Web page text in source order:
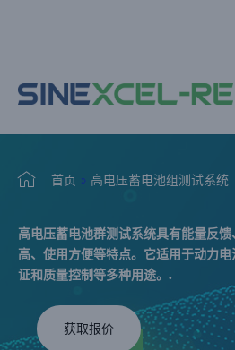
首页 » 高电压蓄电池组测试系统
高电压蓄电池群测试系统具有能量反
高、使用方便等特点。它适用于动力
证和质量控制等多种用途。.
获取报价